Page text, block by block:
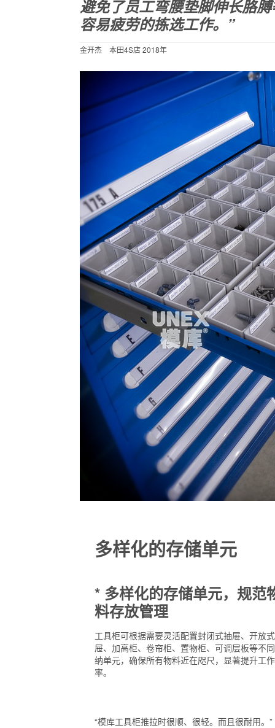
避免了员工弯腰垫脚伸长胳
容易疲劳的拣选工作。”
金开杰 本田4S店 2018年
多样化的存储单元
* 多样化的存储单元，规范
料存放管理
工具柜可根据需要灵活配置封闭式抽屉、开放
屉、加高柜、卷帘柜、置物柜、可调层板等不
纳单元，确保所有物料近在咫尺，显著提升工
率。
“模库工具柜推拉时很顺、很轻。而且很耐用。”